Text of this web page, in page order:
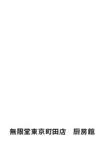
無限堂東京町田店 厨房館